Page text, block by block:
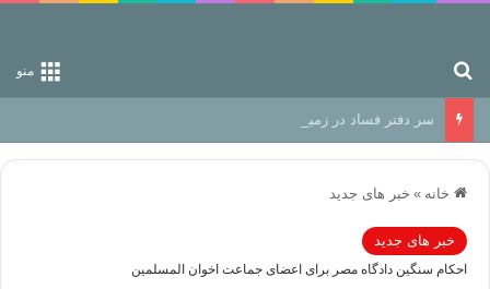
منو
سر دفتر فساد در زمین‌، دوری وکناره‌گیری از راه خداست‌!
خانه » خبر های جدید
خبر های جدید
احکام سنگین دادگاه مصر برای اعضای جماعت اخوان المسلمین